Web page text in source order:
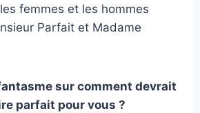
femmes et les hommes
Parfait et Madame
sur comment devrait
parfait pour vous ?